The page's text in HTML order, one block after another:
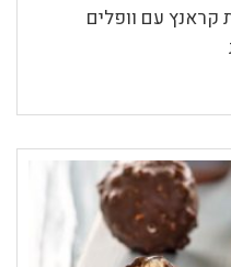
קראנץ עם וופלים